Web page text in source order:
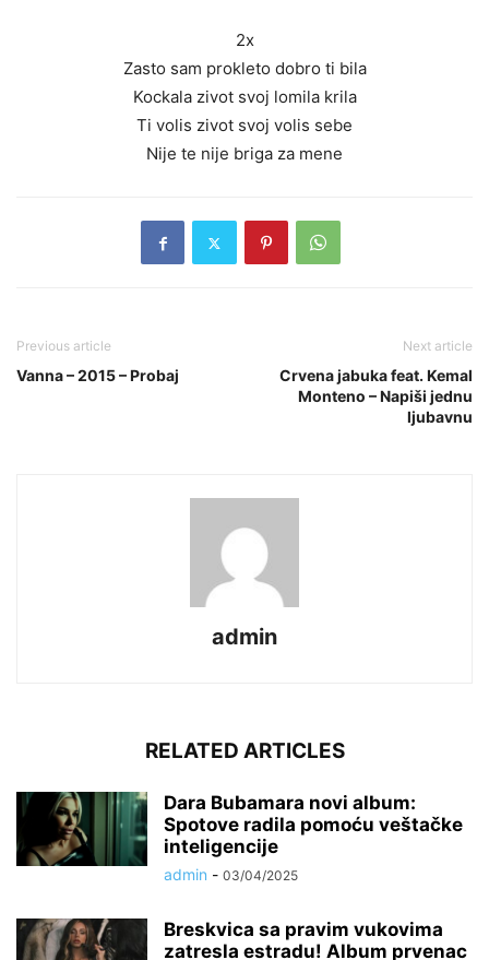
2x
Zasto sam prokleto dobro ti bila
Kockala zivot svoj lomila krila
Ti volis zivot svoj volis sebe
Nije te nije briga za mene
Previous article
Vanna – 2015 – Probaj
Next article
Crvena jabuka feat. Kemal
Monteno – Napiši jednu
ljubavnu
admin
RELATED ARTICLES
Dara Bubamara novi album:
Spotove radila pomoću veštačke
inteligencije
admin - 03/04/2025
Breskvica sa pravim vukovima
zatresla estradu! Album prvenac